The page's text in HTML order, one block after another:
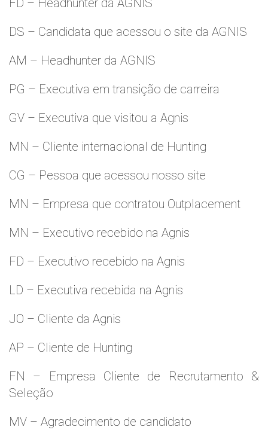
FD – Headhunter da AGNIS
DS – Candidata que acessou o site da AGNIS
AM – Headhunter da AGNIS
PG – Executiva em transição de carreira
GV – Executiva que visitou a Agnis
MN – Cliente internacional de Hunting
CG – Pessoa que acessou nosso site
MN – Empresa que contratou Outplacement
MN – Executivo recebido na Agnis
FD – Executivo recebido na Agnis
LD – Executiva recebida na Agnis
JO – Cliente da Agnis
AP – Cliente de Hunting
FN – Empresa Cliente de Recrutamento &
Seleção
MV – Agradecimento de candidato